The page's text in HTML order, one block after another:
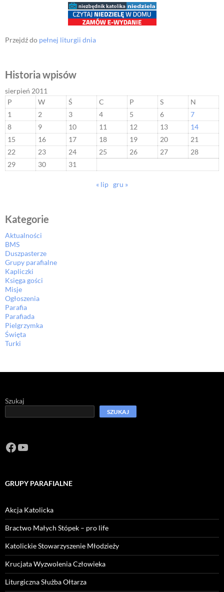
Przejdź do pełnej liturgii dnia
Historia wpisów
sierpień 2011
P
W Ś C P S
N
1
2 3 4 5 6
7
8
9 10 11 12 13
14
15
16 17 18 19 20
21
22
23 24 25 26 27
28
29
30 31
« lip gru »
Kategorie
Aktualności
BMS
Duszpasterze
Grupy parafialne
Kapliczki
Księga gości
Misje
Ogłoszenia
Parafia
Parafiada
Pielgrzymka
Święta
Turki
Szukaj
SZUKAJ
Facebook
https://www.youtube.com/channel/
GRUPY PARAFIALNE
Akcja Katolicka
Bractwo Małych Stópek – pro life
Katolickie Stowarzyszenie Młodzieży
Krucjata Wyzwolenia Człowieka
Liturgiczna Służba Ołtarza